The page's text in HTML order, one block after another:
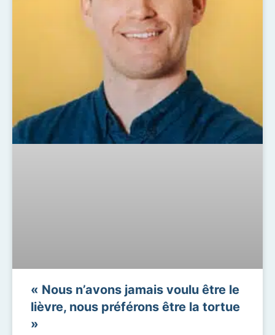
« Nous n’avons jamais voulu être le
lièvre, nous préférons être la tortue
»